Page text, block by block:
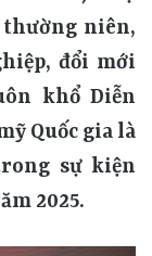
niên,
đổi mới
khổ Diễn
Quốc gia là
sự kiện
2025.